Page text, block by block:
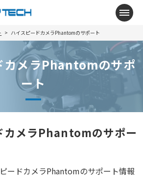
メニ
ハイスピードカメラPhantomのサポート
カメラPhantomのサポ
ート
カメラPhantomのサポー
ードカメラPhantomのサポート情報